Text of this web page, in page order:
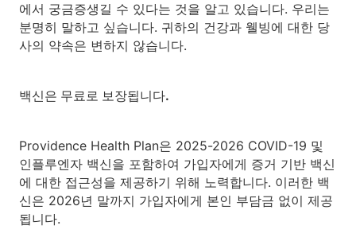
에서 궁금증생길 수 있다는 것을 알고 있습니다. 우리는
분명히 말하고 싶습니다. 귀하의 건강과 웰빙에 대한 당
사의 약속은 변하지 않습니다.
백신은 무료로 보장됩니다.
Providence Health Plan은 2025-2026 COVID-19 및
인플루엔자 백신을 포함하여 가입자에게 증거 기반 백신
에 대한 접근성을 제공하기 위해 노력합니다. 이러한 백
신은 2026년 말까지 가입자에게 본인 부담금 없이 제공
됩니다.